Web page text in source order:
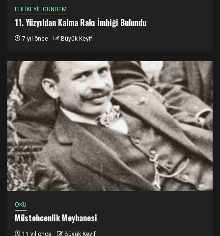
EHLİKEYİF GÜNDEM
11. Yüzyıldan Kalma Rakı İmbiği Bulundu
7 yıl önce Büyük Keyif
OKU
Müstehcenlik Meyhanesi
11 yıl önce Büyük Keyif